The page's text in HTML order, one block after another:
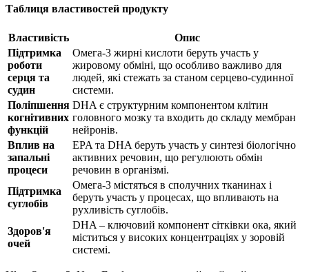
Таблиця властивостей продукту
Властивість
Опис
Підтримка
роботи
серця та
судин
Омега-3 жирні кислоти беруть участь у
жировому обміні, що особливо важливо для
людей, які стежать за станом серцево-судинної
системи.
Поліпшення
когнітивних
функцій
DHA є структурним компонентом клітин
головного мозку та входить до складу мембран
нейронів.
Вплив на
запальні
процеси
EPA та DHA беруть участь у синтезі біологічно
активних речовин, що регулюють обмін
речовин в організмі.
Підтримка
суглобів
Омега-3 містяться в сполучних тканинах і
беруть участь у процесах, що впливають на
рухливість суглобів.
Здоров'я
очей
DHA – ключовий компонент сітківки ока, який
міститься у високих концентраціях у зоровій
системі.